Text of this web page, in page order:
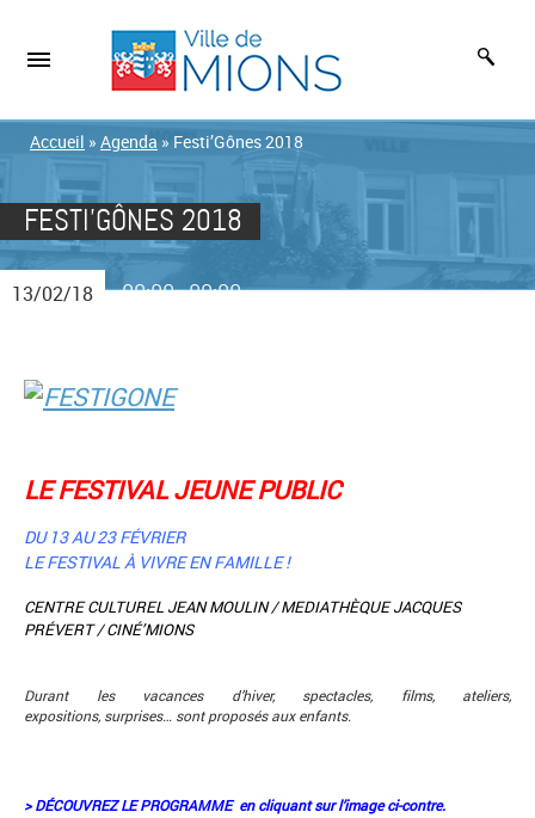
Accueil » Agenda » Festi’Gônes 2018
FESTI’GÔNES 2018
13/02/18 00:00-00:00
LE FESTIVAL JEUNE PUBLIC
DU 13 AU 23 FÉVRIER
LE FESTIVAL À VIVRE EN FAMILLE !
CENTRE CULTUREL JEAN MOULIN / MEDIATHÈQUE JACQUES
PRÉVERT / CINÉ’MIONS
Durant les vacances d’hiver, spectacles, films, ateliers,
expositions, surprises… sont proposés aux enfants.
> DÉCOUVREZ LE PROGRAMME en cliquant sur l’image ci-contre.